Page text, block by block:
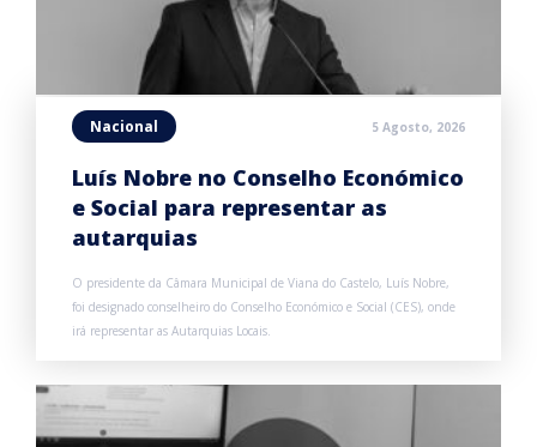
Nacional 5 Agosto, 2026
Luís Nobre no Conselho Económico
e Social para representar as
autarquias
O presidente da Câmara Municipal de Viana do Castelo, Luís Nobre,
foi designado conselheiro do Conselho Económico e Social (CES), onde
irá representar as Autarquias Locais.